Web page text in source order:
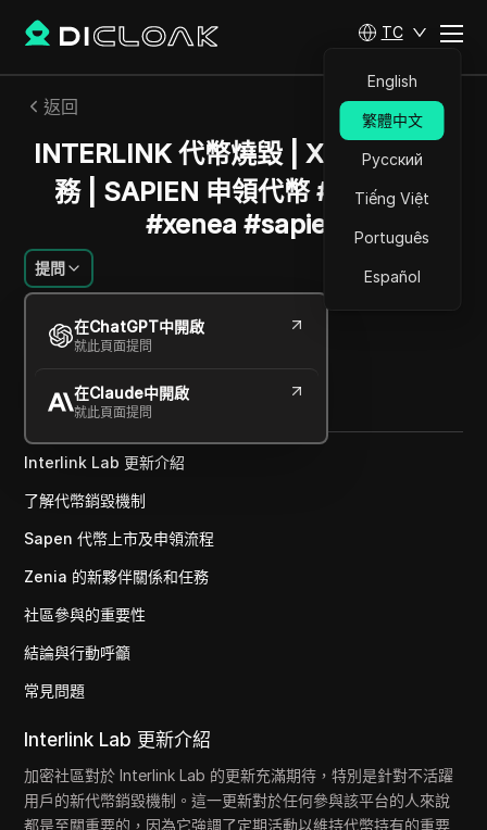
TC
English
繁體中文
Русский
Tiếng Việt
Português
Español
返回
INTERLINK 代幣燒毀 | XENEA 新任
務 | SAPIEN 申領代幣 #interlink
#xenea #sapien
提問
在ChatGPT中開啟
就此頁面提問
在Claude中開啟
就此頁面提問
葉卡捷琳娜·伊萬諾娃
2025年8月 1 分鐘 閱讀
Copy Link
Interlink Lab 更新介紹
了解代幣銷毀機制
Sapen 代幣上市及申領流程
Zenia 的新夥伴關係和任務
社區參與的重要性
結論與行動呼籲
常見問題
Interlink Lab 更新介紹
加密社區對於 Interlink Lab 的更新充滿期待，特別是針對不活躍
用戶的新代幣銷毀機制。這一更新對於任何參與該平台的人來說
都是至關重要的，因為它強調了定期活動以維持代幣持有的重要